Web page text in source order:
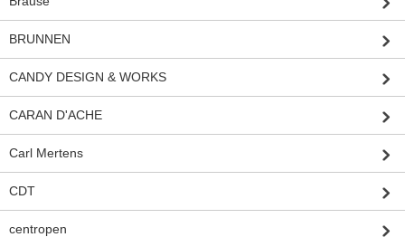
BRUNNEN
CANDY DESIGN & WORKS
CARAN D'ACHE
Carl Mertens
CDT
centropen